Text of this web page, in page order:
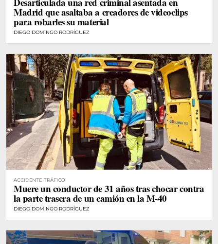
Madrid que asaltaba a creadores de videoclips
para robarles su material
DIEGO DOMINGO RODRÍGUEZ
ACCIDENTE TRÁFICO
Muere un conductor de 31 años tras chocar contra
la parte trasera de un camión en la M-40
DIEGO DOMINGO RODRÍGUEZ